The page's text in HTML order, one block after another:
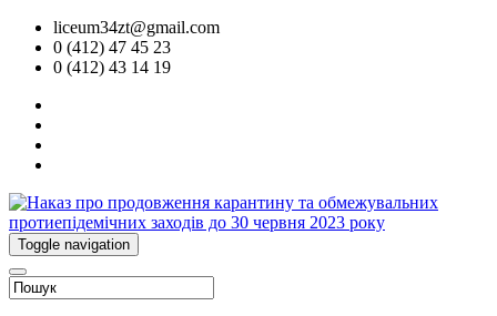
liceum34zt@gmail.com
0 (412) 47 45 23
0 (412) 43 14 19
Toggle navigation